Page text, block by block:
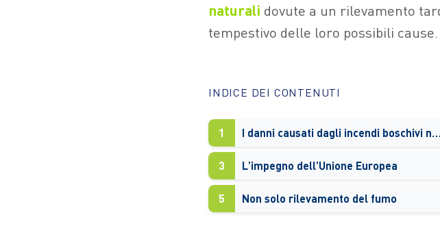
naturali dovute a un rilevamento
tempestivo delle loro possibili cause.
INDICE DEI CONTENUTI
1 I danni causati dagli incendi boschivi nel mondo
3 L’impegno dell’Unione Europea
5 Non solo rilevamento del fumo